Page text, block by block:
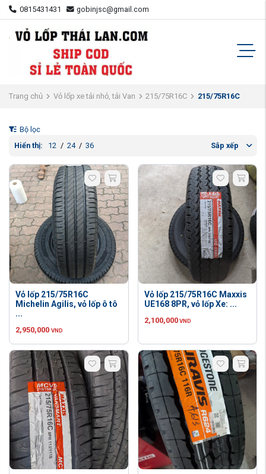
0815431431 gobinjsc@gmail.com
Trang chủ Vỏ lốp xe tải nhỏ, tải Van 215/75R16C 215/75R16C
Bộ lọc
Hiển thị:
12 / 24 / 36 Sắp xếp
Vỏ lốp 215/75R16C
Michelin Agilis, vỏ lốp ô tô
...
2,950,000 VND
Vỏ lốp 215/75R16C Maxxis
UE168 8PR, vỏ lốp Xe: ...
2,100,000 VND